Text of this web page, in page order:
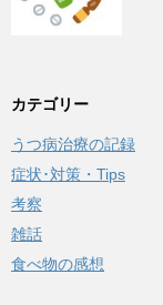
カテゴリー
うつ病治療の記録
症状･対策・Tips
考察
雑話
食べ物の感想